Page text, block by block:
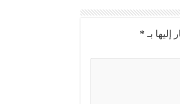
إليها بـ *